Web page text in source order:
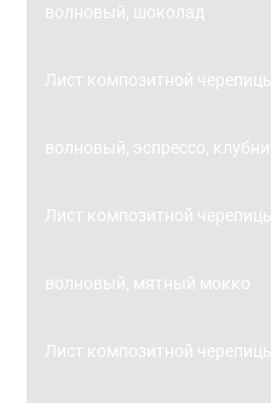
волновый, шоколад
Лист композитной
волновый, эспрессо,
Лист композитной
волновый, мятный мокко
Лист композитной